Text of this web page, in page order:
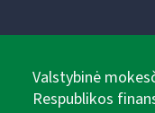
Valstybinė
Respublikos